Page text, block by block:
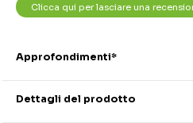
Clicca qui per lasciare una
Approfondimenti*
Dettagli del prodotto